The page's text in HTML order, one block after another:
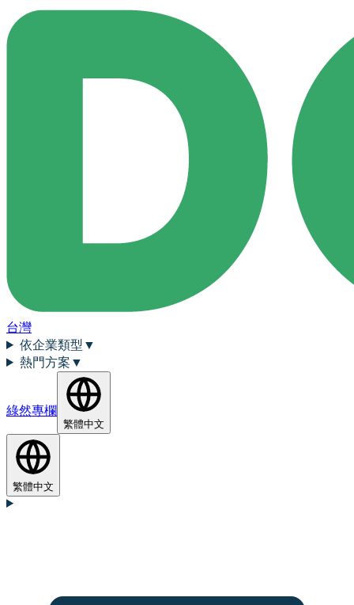
台灣
依企業類型 ▼
熱門方案 ▼
綠然專欄
繁體中文
繁體中文